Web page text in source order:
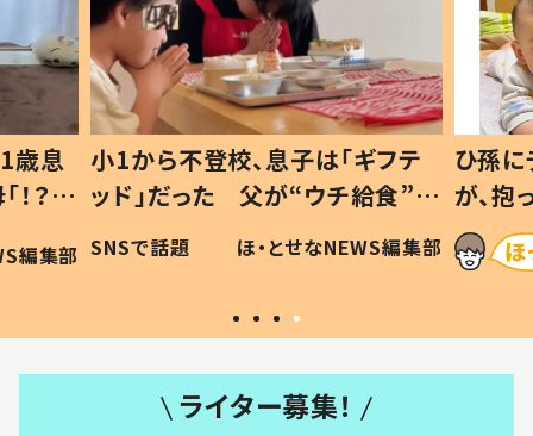
歳息
？」
編集部
小1から不登校、息子は「ギフテ
ッド」だった 父が“ウチ給食”を
作り続ける理由とは #令和の親
#令和の子
SNSで話題 ほ・とせなNEWS編集部
ひ孫
が、
「涙が
い」
ライター募集！